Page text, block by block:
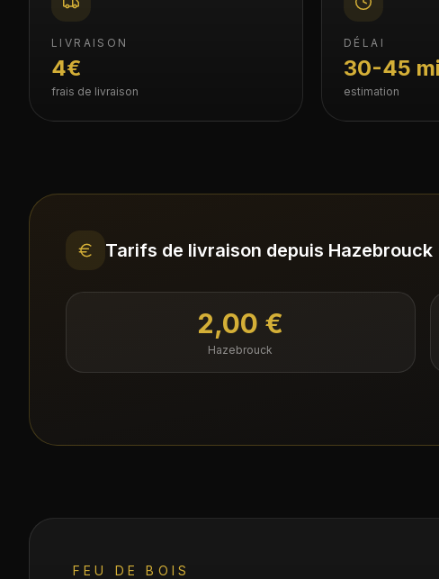
LIVRAISON
4€
frais de livraison
DÉLAI
30-45
estimation
Tarifs de livraison depuis Hazebrouck
2,00 €
Hazebrouck
FEU DE BOIS